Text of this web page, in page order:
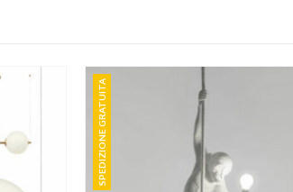
SPEDIZIONE GRATUITA